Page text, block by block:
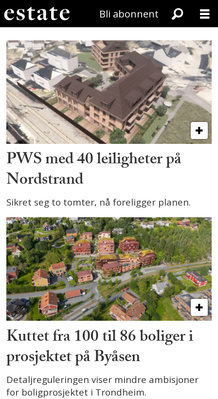
Bli abonnent
Tag:
pws_eiendom
PWS med 40 leiligheter på
Nordstrand
Sikret seg to tomter, nå foreligger planen.
Kuttet fra 100 til 86 boliger i
prosjektet på Byåsen
Detaljreguleringen viser mindre ambisjoner
for boligprosjektet i Trondheim.